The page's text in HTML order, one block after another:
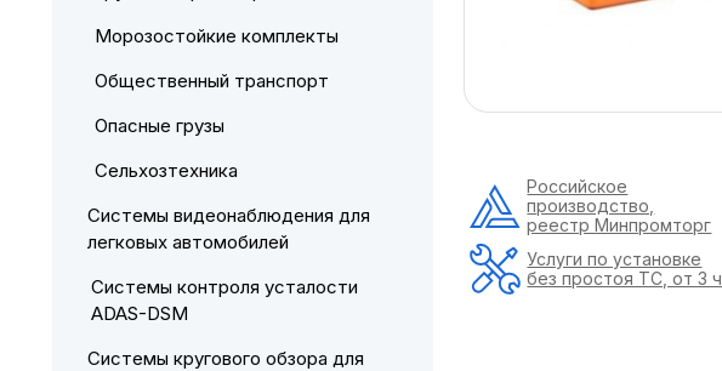
Российское
производство,
реестр Минпромторг
Услуги по установке
без простоя ТС, от 3 ч
Морозостойкие комплекты
Общественный транспорт
Опасные грузы
Сельхозтехника
Системы видеонаблюдения для
легковых автомобилей
Системы контроля усталости
ADAS-DSM
Системы кругового обзора для